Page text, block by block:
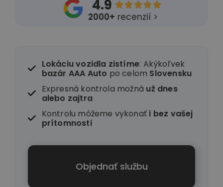
4.9 
2000+ recenzií >
Lokáciu vozidla zistíme: Akýkoľvek
bazár AAA Auto po celom Slovensku
Expresná kontrola možná už dnes
alebo zajtra
Kontrolu môžeme vykonať i bez vašej
prítomnosti
Objednať službu